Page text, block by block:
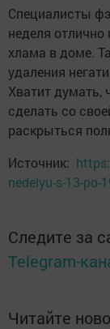
Специалисты
неделя отлично
хлама в доме.
удаления
Хватит думать,
сделать со
раскрыться
Источник:
nedelyu-s-13-po-
Следите за
Telegram-
Читайте